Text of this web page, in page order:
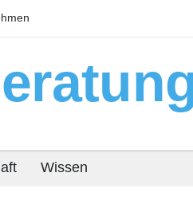
Warum technisches
Wissen